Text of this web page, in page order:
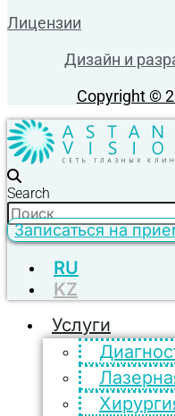
Лицензии
Дизайн и
Copyright ©
Search
Записаться на
RU
KZ
Услуги